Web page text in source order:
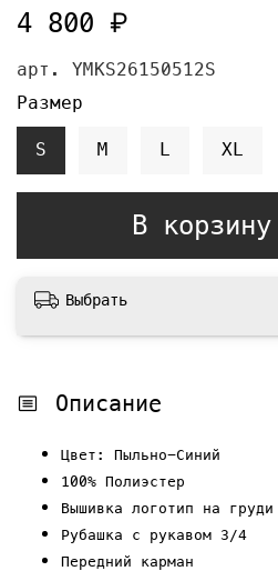
арт. YMKS26150512S
4 800 ₽
В корзину
Размер
S M L XL
Выбрать
Описание
Цвет: Пыльно-Синий
100% Полиэстер
Вышивка логотип на груди
Рубашка с рукавом 3/4
Передний карман